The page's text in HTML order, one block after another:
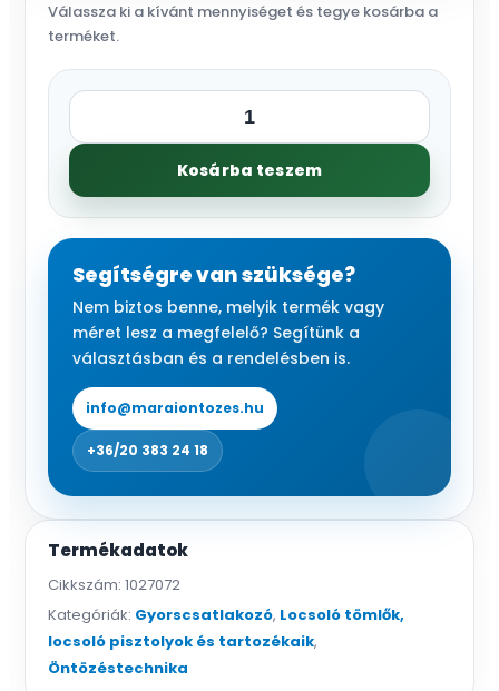
Válassza ki a kívánt mennyiséget és tegye kosárba a
terméket.
Tömlő
gyorscsatlakozó,
13-
mm
(1/2-
FLOW
mennyiség
Kosárba teszem
Segítségre van szüksége?
Nem biztos benne, melyik termék vagy
méret lesz a megfelelő? Segítünk a
választásban és a rendelésben is.
info@maraiontozes.hu
+36/20 383 24 18
Termékadatok
Cikkszám: 1027072
Kategóriák: Gyorscsatlakozó, Locsoló tömlők,
locsoló pisztolyok és tartozékaik,
Öntözéstechnika